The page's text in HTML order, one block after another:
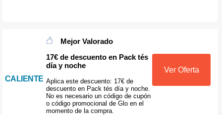
CALIENTE
Mejor Valorado
17€ de descuento en Pack tés
día y noche
Aplica este descuento: 17€ de
descuento en Pack tés día y noche.
No es necesario un código de cupón
o código promocional de Glo en el
momento de la compra.
Ver Oferta